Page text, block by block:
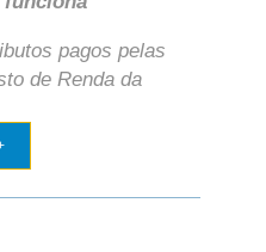
pagos pelas
de Renda da